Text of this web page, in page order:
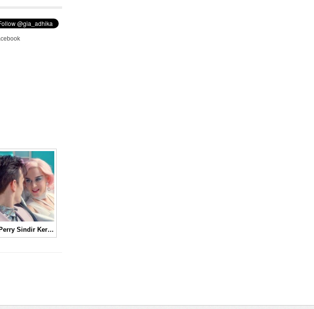
Katy Perry Sindir Keras Donald Trump Lewat Video Musik “Chained to the Rhythm” │ Music Video